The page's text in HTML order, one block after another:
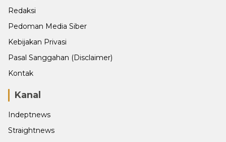
Redaksi
Pedoman Media Siber
Kebijakan Privasi
Pasal Sanggahan (Disclaimer)
Kontak
Kanal
Indeptnews
Straightnews